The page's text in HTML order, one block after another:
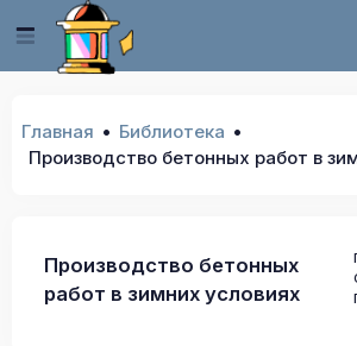
Главная
Библиотека
Производство бетонных работ в
Производство бетонных
работ в зимних условиях